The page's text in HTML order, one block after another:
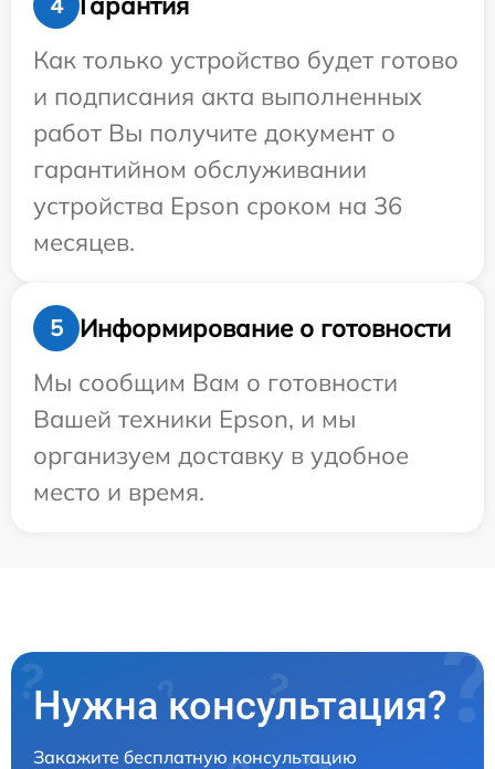
Как только устройство будет готово
и подписания акта выполненных
работ Вы получите документ о
гарантийном обслуживании
устройства Epson сроком на 36
месяцев.
5
Информирование о готовности
Мы сообщим Вам о готовности
Вашей техники Epson, и мы
организуем доставку в удобное
место и время.
Нужна консультация?
Закажите бесплатную консультацию